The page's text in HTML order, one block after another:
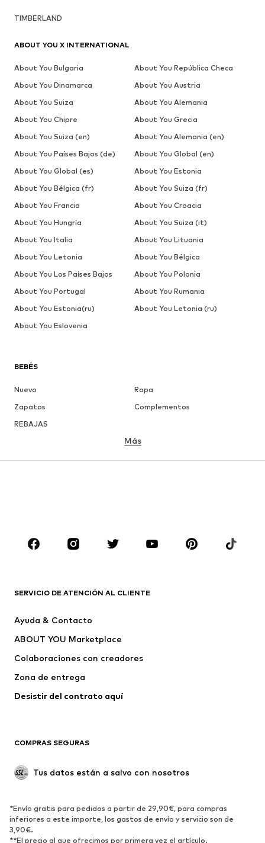
BEBÉS
Nuevo
Ropa
Zapatos
Complementos
REBAJAS
MARCAS
PUMA
Liewood
FC Barcelona
Más
SERVICIO DE ATENCIÓN AL CLIENTE
Ayuda & Contacto
ABOUT YOU Marketplace
Colaboraciones con creadores
Zona de entrega
Desistir del contrato aquí
COMPRAS SEGURAS
Tus datos están a salvo con nosotros
*Envío gratis para pedidos a partir de 29,90€, para compras
inferiores a este importe, los gastos de envío y servicio son de
3,90€.
**El precio al que ofrecimos por primera vez el artículo.
TIMBERLAND
ABOUT YOU X INTERNATIONAL
About You Bulgaria
About You República Checa
About You Dinamarca
About You Austria
About You Suiza
About You Alemania
About You Chipre
About You Grecia
About You Suiza (en)
About You Alemania (en)
About You Países Bajos (de)
About You Global (en)
About You Global (es)
About You Estonia
About You Bélgica (fr)
About You Suiza (fr)
About You Francia
About You Croacia
About You Hungría
About You Suiza (it)
About You Italia
About You Lituania
About You Letonia
About You Bélgica
About You Los Países Bajos
About You Polonia
About You Portugal
About You Rumania
About You Estonia(ru)
About You Letonia (ru)
About You Eslovenia